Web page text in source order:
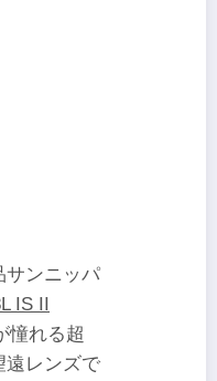
サンニッパ
IS II
憧れる超
遠レンズで